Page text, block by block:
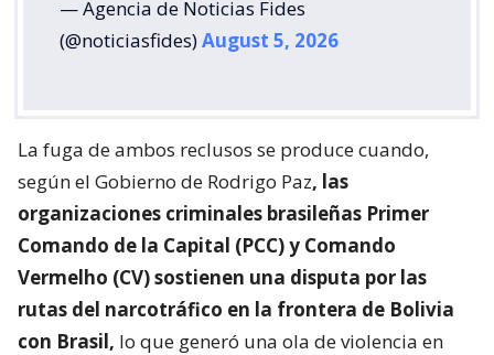
— Agencia de Noticias Fides
(@noticiasfides)August 5, 2026
La fuga de ambos reclusos se produce cuando,
según el Gobierno de Rodrigo Paz, las
organizaciones criminales brasileñas Primer
Comando de la Capital (PCC) y Comando
Vermelho (CV) sostienen una disputa por las
rutas del narcotráfico en la frontera de Bolivia
con Brasil, lo que generó una ola de violencia en